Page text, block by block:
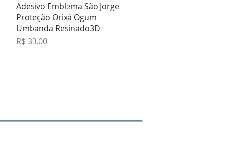
Visualização rápida
Adesivo Emblema São Jorge
Proteção Orixá Ogum
Umbanda Resinado3D
Preço
R$ 30,00